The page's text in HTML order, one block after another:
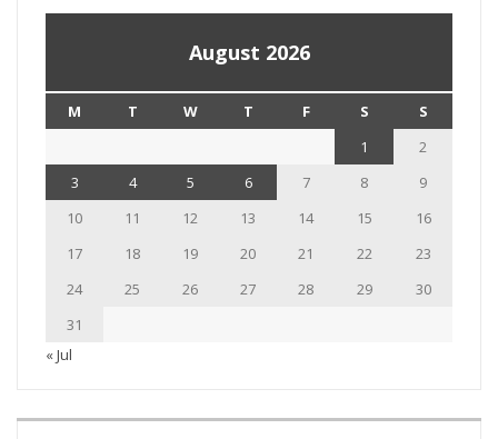
August 2026
M T W T F S
S
1
2
3
4 5 6 7 8
9
10
11 12 13 14 15
16
17
18 19 20 21 22
23
24
25 26 27 28 29
30
31
« Jul